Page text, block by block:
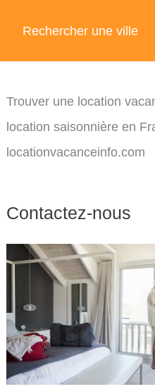
Rechercher une ville
Trouver une location
location saisonnière en
locationvacanceinfo.com
Contactez-nous